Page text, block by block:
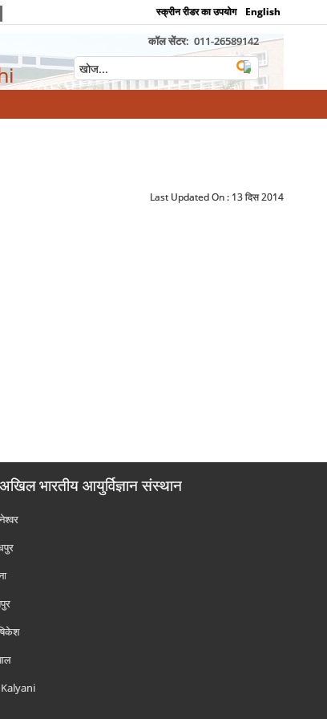
स्क्रीन रीडर का उपयोग English
कॉल सेंटर: 011-26589142
Last Updated On : 13 दिस 2014
भारतीय आयुर्विज्ञान संस्थान